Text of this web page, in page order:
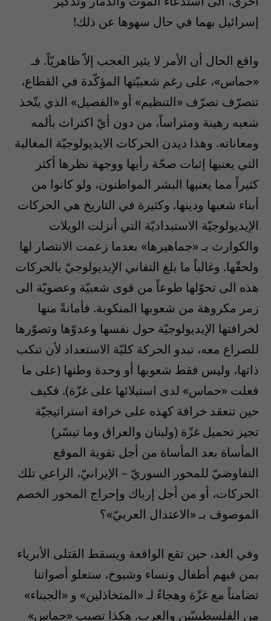
إسرائيل بهما في حال سهوها عن ذلك!
واقع الحال أن الأمر لا يثير العجب إلاّ ظاهريّاً. فـ
«حماس»، على رغم شعبيّتها المؤكّدة في القطاع،
تتصرّف تصرّف «التنظيم» أو «الفصيل» الذي يتّخذ
شعبه رهينة ومتراساً، من دون أيّ اكتراث بألمه
ومعاناته. وهذا ديدن الحركات الايديولوجيّة المغالية
التي يعنيها إثبات صحّة رأيها ووجهة نظرها أكثر
كثيراً مما يعنيها البشر المواطنون، ولو كانوا من
أبناء شعبها ودينها. وكثيرة في التاريخ هي الحركات
الإيديولوجيّة الاستبداديّة التي أنزلت الويلات
والكوارث بـ «جماهيرها» بعدما زعمت الانتصار لها
ولحقّها. وغالباً ما بلغ التفاني الإيديولوجيّ بالحركات
هذه الى تحوّلها طوعاً من قوى شعبيّة وعضويّة الى
زمر مكروهة من شعوبها المنكوبة. فأمانةً منها
لخرافتها الإيديولوجيّة حول نفسها وعدوّها وتصوّرها
للصراع معه، تبدو الحركة كليّة الاستعداد لأن تنكب
ذاتها، وليس فقط شعوبها أو وحدة وطنها (على ما
فعلت «حماس» لدى استيلائها على غزّة). فكيف
حين تنعقد خرافة كهذه على خرافة استراتيجيّة
تجيز تحميل غزّة (ولبنان والعراق وما تيسّر)
المأساة بعد المأساة من أجل تقوية الموقع
التفاوضيّ للمحور السوريّ – الإيرانيّ، الراعي تلك
الحركات، أو من أجل إرباك وإحراج المحور الخصم
الموصوف بـ «الاعتدال العربيّ»؟
وفي الغد، حين تقع الواقعة ويسقط القتلى الأبرياء
بمن فيهم أطفال ونساء وشيوخ، ستعلو أصواتنا
تضامناً مع غزّة وهجاءً لـ «المتخاذلين» و «الجبناء»
من الفلسطينيّين والعرب. هكذا تصيب «حماس»